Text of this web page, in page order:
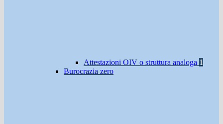
Attestazioni OIV o struttura analoga 1
Burocrazia zero